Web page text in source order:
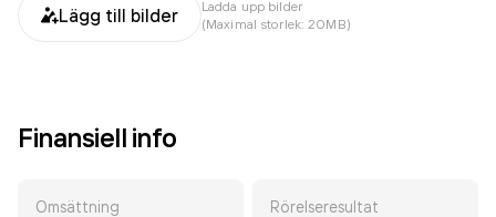
Lägg till bilder
Ladda upp bilder
(Maximal storlek: 20MB)
Finansiell info
Omsättning Rörelseresultat